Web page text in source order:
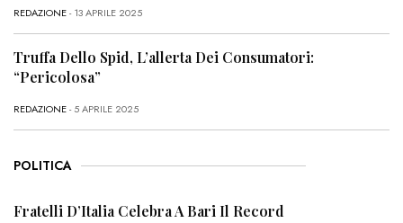
REDAZIONE- 13 APRILE 2025
Truffa Dello Spid, L’allerta Dei Consumatori:
“Pericolosa”
REDAZIONE- 5 APRILE 2025
POLITICA
Fratelli D’Italia Celebra A Bari Il Record